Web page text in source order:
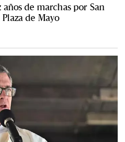
de marchas por San
de Mayo